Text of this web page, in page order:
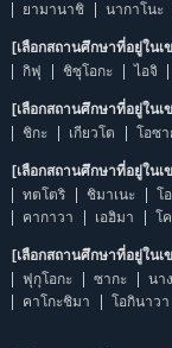
ยามานาชิ
นากาโนะ
[เลือกสถานศึกษาที่อยู่ในเ
กิฟุ
ชิซุโอกะ ไอจิ
[เลือกสถานศึกษาที่อยู่ในเ
ชิกะ
เกียวโต โอซา
[เลือกสถานศึกษาที่อยู่ในเ
ทตโตริ
ชิมาเนะ โ
คากาวา
เอฮิมา โ
[เลือกสถานศึกษาที่อยู่ในเ
ฟุกุโอกะ
ซากะ นา
คาโกะชิมา
โอกินาวา